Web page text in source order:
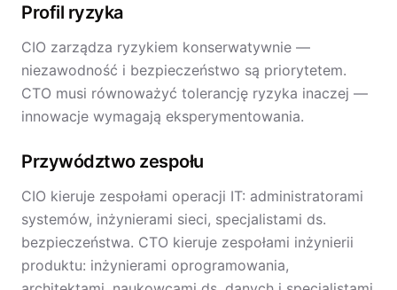
Profil ryzyka
CIO zarządza ryzykiem konserwatywnie —
niezawodność i bezpieczeństwo są priorytetem.
CTO musi równoważyć tolerancję ryzyka inaczej —
innowacje wymagają eksperymentowania.
Przywództwo zespołu
CIO kieruje zespołami operacji IT: administratorami
systemów, inżynierami sieci, specjalistami ds.
bezpieczeństwa. CTO kieruje zespołami inżynierii
produktu: inżynierami oprogramowania,